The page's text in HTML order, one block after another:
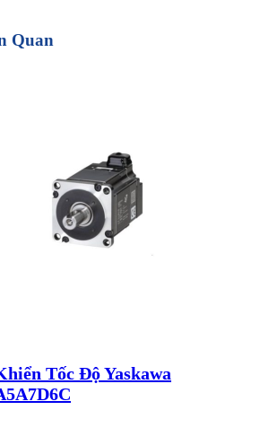
Quan
Tốc Độ Yaskawa